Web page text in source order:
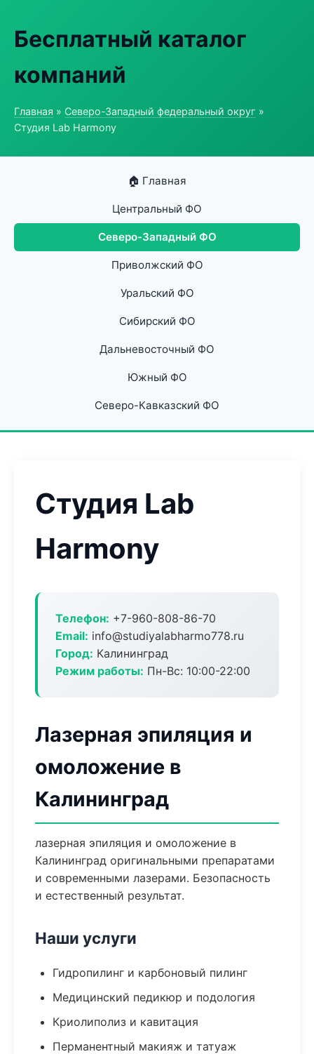
Бесплатный каталог
компаний
Главная » Северо-Западный федеральный округ »
Студия Lab Harmony
🏠 Главная
Центральный ФО
Северо-Западный ФО
Приволжский ФО
Уральский ФО
Сибирский ФО
Дальневосточный ФО
Южный ФО
Северо-Кавказский ФО
Студия Lab
Harmony
Телефон: +7-960-808-86-70
Email: info@studiyalabharmo778.ru
Город: Калининград
Режим работы: Пн-Вс: 10:00-22:00
Лазерная эпиляция и
омоложение в
Калининград
лазерная эпиляция и омоложение в
Калининград оригинальными препаратами
и современными лазерами. Безопасность
и естественный результат.
Наши услуги
Гидропилинг и карбоновый пилинг
Медицинский педикюр и подология
Криолиполиз и кавитация
Перманентный макияж и татуаж